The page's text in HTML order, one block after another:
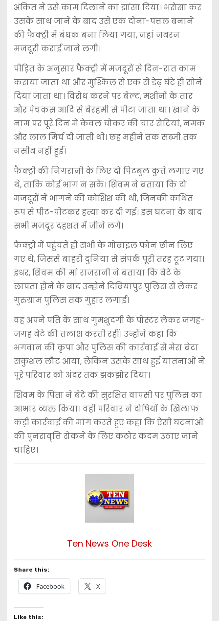
अंकित ने उसे काम दिलाने का झांसा दिया। भरोसा कर
उसके साथ जाने के बाद उसे एक दोना-पत्तल बनाने
की फैक्ट्री में बंधक बना लिया गया, जहां जबरन
मजदूरी कराई जाने लगी।
पीड़ित के अनुसार फैक्ट्री में मजदूरों से दिन-रात काम
कराया जाता था और मुश्किल से एक से डेढ़ घंटे ही सोने
दिया जाता था। विरोध करने पर बेल्ट, मशीनों के तार
और पेचकस आदि से बेरहमी से पीटा जाता था। खाने के
नाम पर पूरे दिन में केवल चोकर की चार रोटियां, नमक
और लाल मिर्च दी जाती थी। छह महीने तक सब्जी तक
नसीब नहीं हुई।
फैक्ट्री की निगरानी के लिए दो पिटबुल कुत्ते लगाए गए
थे, ताकि कोई भाग न सके। शिवम ने बताया कि दो
मजदूरों ने भागने की कोशिश की थी, जिनकी कथित
रूप से पीट-पीटकर हत्या कर दी गई। इस घटना के बाद
सभी मजदूर दहशत में जीने लगे।
फैक्ट्री में पहुंचते ही सभी के मोबाइल फोन छीन लिए
गए थे, जिससे बाहरी दुनिया से संपर्क पूरी तरह टूट गया।
इधर, शिवम की मां राजरानी ने बताया कि बेटे के
लापता होने के बाद उन्होंने दिबियापुर पुलिस से लेकर
गुरुग्राम पुलिस तक गुहार लगाई।
वह अपने पति के साथ गुमशुदगी के पोस्टर लेकर जगह-
जगह बेटे की तलाश करती रहीं। उन्होंने कहा कि
भगवान की कृपा और पुलिस की कार्रवाई से मेरा बेटा
सकुशल लौट आया, लेकिन उसके साथ हुई यातनाओं ने
पूरे परिवार को अंदर तक झकझोर दिया।
शिवम के पिता ने बेटे की सुरक्षित वापसी पर पुलिस का
आभार व्यक्त किया। वहीं परिवार ने दोषियों के खिलाफ
कड़ी कार्रवाई की मांग करते हुए कहा कि ऐसी घटनाओं
की पुनरावृत्ति रोकने के लिए कठोर कदम उठाए जाने
चाहिए।
Ten News One Desk
Share this:
Facebook X
Like this: